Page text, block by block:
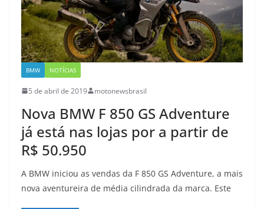
BMW NOTÍCIAS
5 de abril de 2019 motonewsbrasil
Nova BMW F 850 GS Adventure
já está nas lojas por a partir de
R$ 50.950
A BMW iniciou as vendas da F 850 GS Adventure, a mais
nova aventureira de média cilindrada da marca. Este